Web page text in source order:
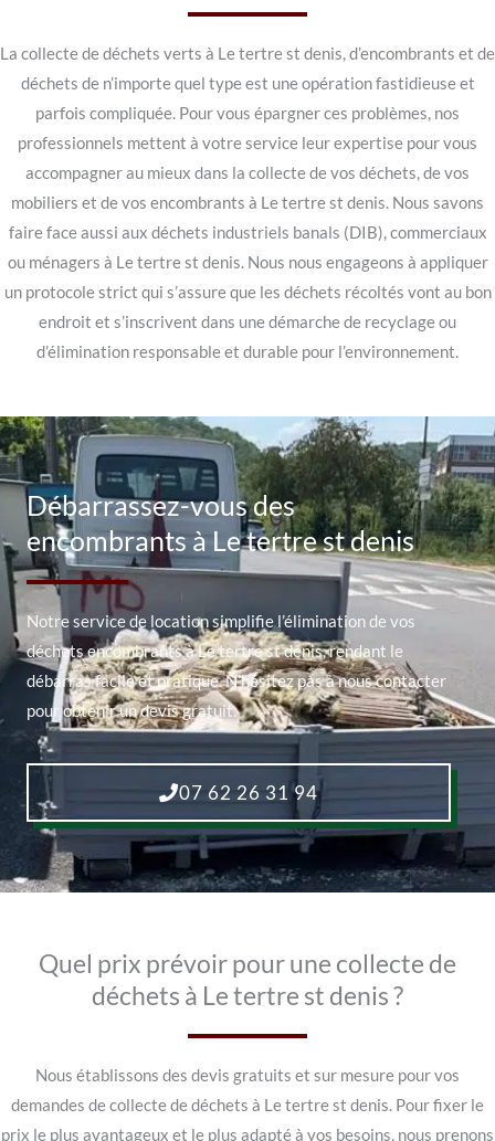
La collecte de déchets verts à Le tertre st denis, d’encombrants et de
déchets de n’importe quel type est une opération fastidieuse et
parfois compliquée. Pour vous épargner ces problèmes, nos
professionnels mettent à votre service leur expertise pour vous
accompagner au mieux dans la collecte de vos déchets, de vos
mobiliers et de vos encombrants à Le tertre st denis. Nous savons
faire face aussi aux déchets industriels banals (DIB), commerciaux
ou ménagers à Le tertre st denis. Nous nous engageons à appliquer
un protocole strict qui s’assure que les déchets récoltés vont au bon
endroit et s’inscrivent dans une démarche de recyclage ou
d’élimination responsable et durable pour l’environnement.
Débarrassez-vous des
encombrants à Le tertre st denis
Notre service de location simplifie l’élimination de vos
déchets encombrants à Le tertre st denis, rendant le
débarras facile et pratique. N’hésitez pas à nous contacter
pour obtenir un devis gratuit.
07 62 26 31 94
Quel prix prévoir pour une collecte de
déchets à Le tertre st denis ?
Nous établissons des devis gratuits et sur mesure pour vos
demandes de collecte de déchets à Le tertre st denis. Pour fixer le
prix le plus avantageux et le plus adapté à vos besoins, nous prenons